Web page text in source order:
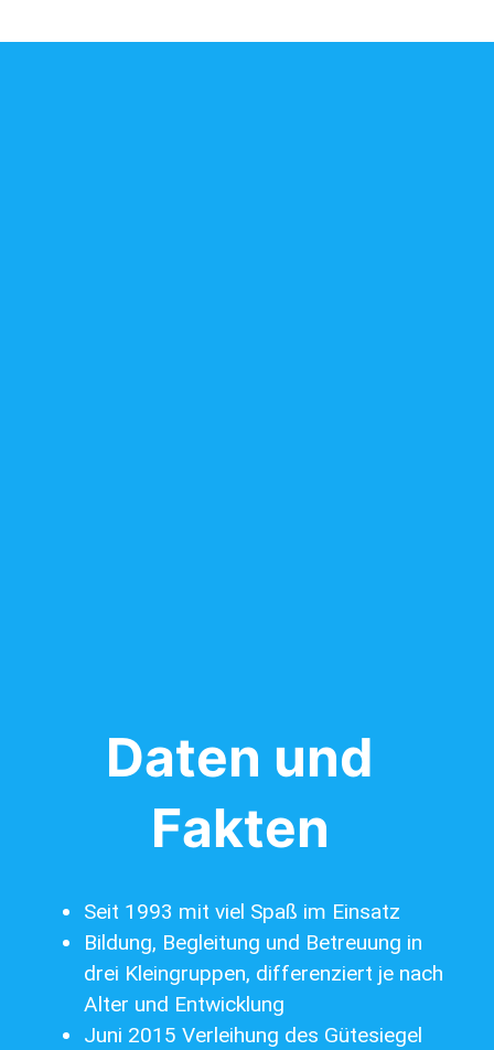
Daten und
Fakten
Seit 1993 mit viel Spaß im Einsatz
Bildung, Begleitung und Betreuung in
drei Kleingruppen, differenziert je nach
Alter und Entwicklung
Juni 2015 Verleihung des Gütesiegel